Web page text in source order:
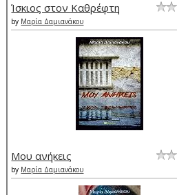
Ίσκιος στον Καθρέφτη
by Μαρία Δαμιανάκου
Μου ανήκεις
by Μαρία Δαμιανάκου